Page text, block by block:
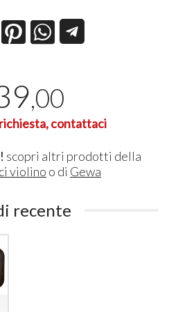
,00
contattaci
scopri altri prodotti della
violino o di Gewa
recente